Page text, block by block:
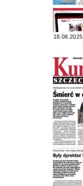
18.08.2025